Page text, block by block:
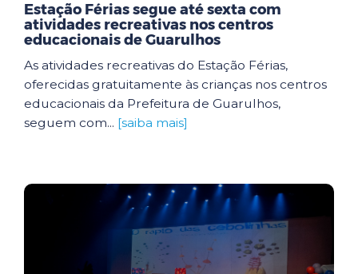
Estação Férias segue até sexta com
atividades recreativas nos centros
educacionais de Guarulhos
As atividades recreativas do Estação Férias,
oferecidas gratuitamente às crianças nos centros
educacionais da Prefeitura de Guarulhos,
seguem com... [saiba mais]